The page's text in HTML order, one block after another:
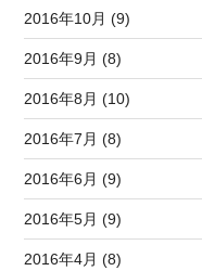
2016年10月 (9)
2016年9月 (8)
2016年8月 (10)
2016年7月 (8)
2016年6月 (9)
2016年5月 (9)
2016年4月 (8)